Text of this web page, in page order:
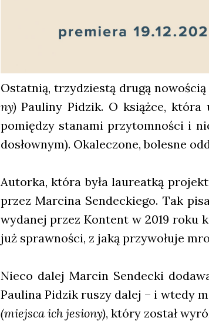
Ostat­nią, trzy­dzie­stą dru­gą
ny)Pau­li­ny Pidzik. O książ­ce, któ­ra
pomię­dzy sta­na­mi przy­tom­no­ści i
dosłow­nym). Oka­le­czo­ne, bole­sne
Autor­ka, któ­ra była lau­re­at­ką
przez Mar­ci­na Sen­dec­kie­go. Tak
wyda­nej przez Kon­tent w 2019 roku
już spraw­no­ści, z jaką przy­wo­łu­je
Nie­co dalej Mar­cin Sen­dec­ki
Pau­li­na Pidzik ruszy dalej – i wte­dy
(miej­sca ich jesio­ny), któ­ry został